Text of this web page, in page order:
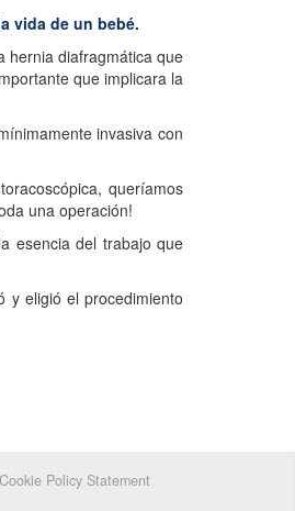
vida de un bebé.
hernia diafragmática que
que implicara la
invasiva con
queríamos
una operación!
esencia del trabajo que
y eligió el procedimiento
Policy Statement